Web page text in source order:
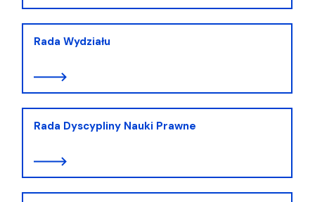
Rada Wydziału
Rada Dyscypliny Nauki Prawne